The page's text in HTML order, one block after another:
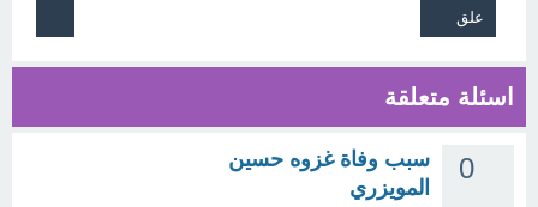
اسئلة متعلقة
0
سبب وفاة غزوه حسين
المويزري